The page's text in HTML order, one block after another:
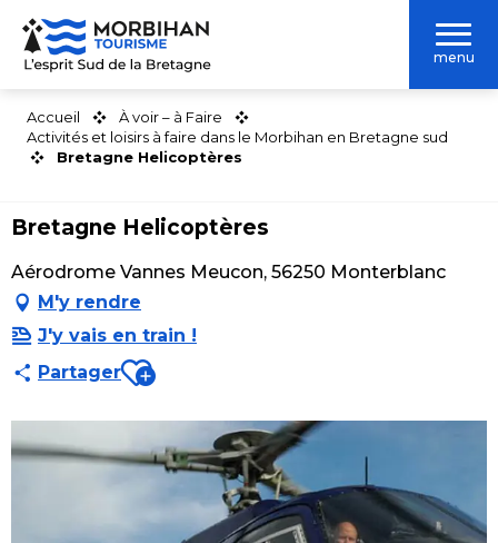
Aller
contenu
menu
Accueil
À voir – à Faire
Activités et loisirs à faire dans le Morbihan en Bretagne sud
Bretagne Helicoptères
Bretagne Helicoptères
Aérodrome Vannes Meucon, 56250 Monterblanc
M'y rendre
J'y vais en train !
PartagerAjouter aux favoris